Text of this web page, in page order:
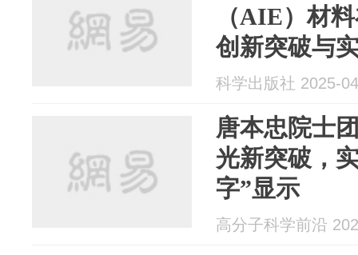
（AIE）材
创新突破与
科学出版社 2025-
唐本忠院士
光新突破，
字”显示
高分子科学前沿